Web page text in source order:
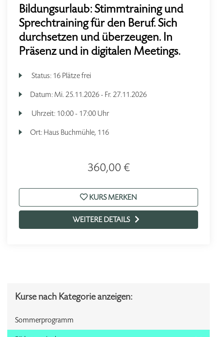
Bildungsurlaub: Stimmtraining und
Sprechtraining für den Beruf. Sich
durchsetzen und überzeugen. In
Präsenz und in digitalen Meetings.
Status: 16 Plätze frei
Datum: Mi. 25.11.2026 - Fr. 27.11.2026
Uhrzeit: 10:00 - 17:00 Uhr
Ort: Haus Buchmühle, 116
360,00 €
KURS MERKEN
WEITERE DETAILS
Kurse nach Kategorie anzeigen:
Sommerprogramm